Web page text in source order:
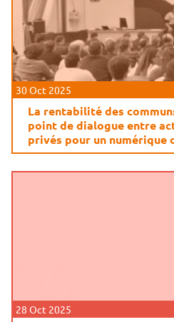
30 Oct 2025
La rentabilité des
point de dialogue entre
privés pour un numérique
28 Oct 2025